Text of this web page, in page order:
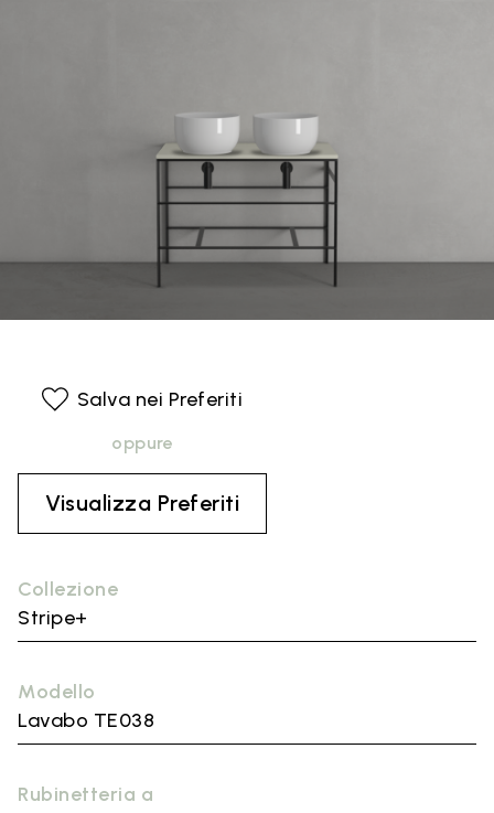
Collezione
Stripe+
Modello
Lavabo TE038
Rubinetteria a
Salva nei Preferiti
oppure
Visualizza Preferiti